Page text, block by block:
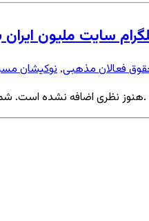
سایت ملیون ایران
فعالان مذهبی, نوکیشان
هنوز نظری اضافه نشده است. شما اولین نظر را بدهید.